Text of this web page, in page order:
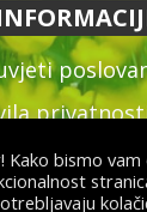
&
Kako bismo